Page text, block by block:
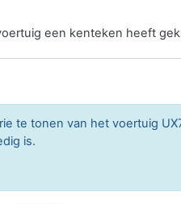
een kenteken heeft
te tonen van het voertuig
is.